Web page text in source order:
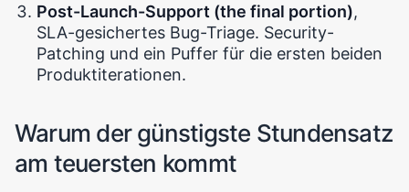
Post-Launch-Support (the final portion),
SLA-gesichertes Bug-Triage. Security-
Patching und ein Puffer für die ersten beiden
Produktiterationen.
Warum der günstigste Stundensatz
am teuersten kommt